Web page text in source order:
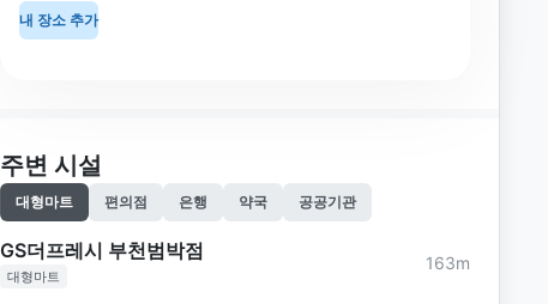
내 장소 추가
주변 시설
대형마트 편의점 은행 약국 공공기관
GS더프레시 부천범박점
대형마트
163m